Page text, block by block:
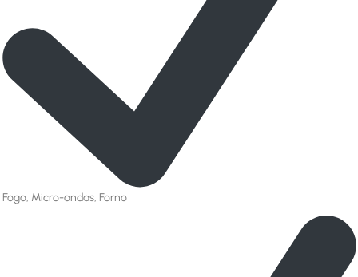
Fogo, Micro-ondas, Forno